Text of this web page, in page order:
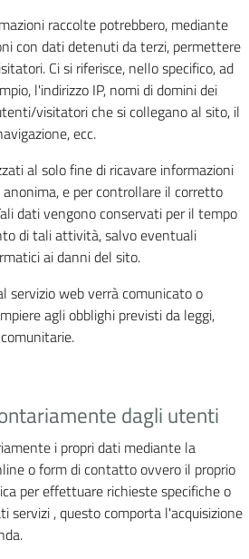
raccolte potrebbero, mediante
con dati detenuti da terzi, permettere
Ci si riferisce, nello specifico, ad
l'indirizzo IP, nomi di domini dei
visitatori che si collegano al sito, il
ecc.
al solo fine di ricavare informazioni
e per controllare il corretto
dati vengono conservati per il tempo
di tali attività, salvo eventuali
ai danni del sito.
servizio web verrà comunicato o
agli obblighi previsti da leggi,
dagli utenti
i propri dati mediante la
o form di contatto ovvero il proprio
per effettuare richieste specifiche o
servizi , questo comporta l'acquisizione